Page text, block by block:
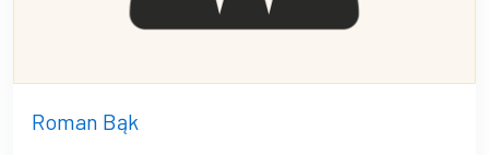
Roman Bąk